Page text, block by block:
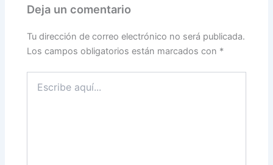
Deja un comentario
Tu dirección de correo electrónico no será publicada.
Los campos obligatorios están marcados con *
aquí...